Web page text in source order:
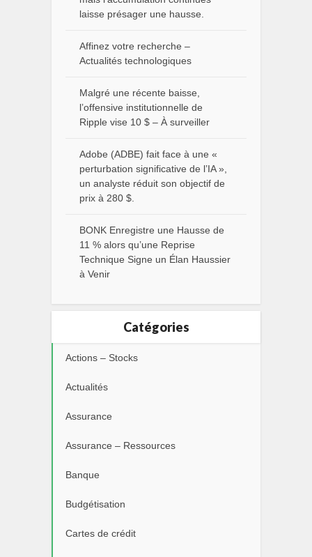
laisse présager une hausse.
Affinez votre recherche –
Actualités technologiques
Malgré une récente baisse,
l’offensive institutionnelle de
Ripple vise 10 $ – À surveiller
Adobe (ADBE) fait face à une «
perturbation significative de l’IA »,
un analyste réduit son objectif de
prix à 280 $.
BONK Enregistre une Hausse de
11 % alors qu’une Reprise
Technique Signe un Élan Haussier
à Venir
Catégories
Actions – Stocks
Actualités
Assurance
Assurance – Ressources
Banque
Budgétisation
Cartes de crédit